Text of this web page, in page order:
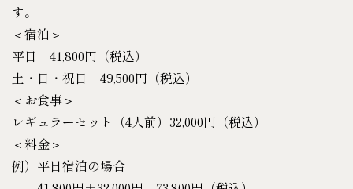
す。
＜宿泊＞
平日 41,800円（税込）
土・日・祝日 49,500円（税込）
＜お食事＞
レギュラーセット（4人前）32,000円（税込）
＜料金＞
例）平日宿泊の場合